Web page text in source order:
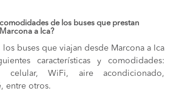
de los buses que prestan
a Ica?
los buses que viajan desde Marcona a Ica
características y comodidades:
celular, WiFi, aire acondicionado,
entre otros.